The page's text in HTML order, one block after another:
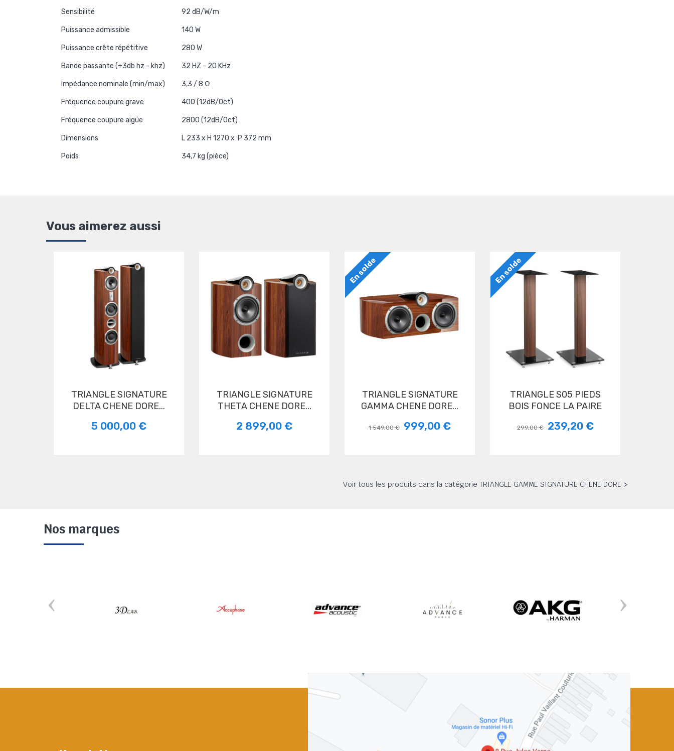
Sensibilité 92 dB/W/m
Puissance admissible 140 W
Puissance crête répétitive 280 W
Bande passante (+3db hz - khz) 32 HZ - 20 KHz
Impédance nominale (min/max) 3,3 / 8 Ω
Fréquence coupure grave 400 (12dB/Oct)
Fréquence coupure aigüe 2800 (12dB/Oct)
Dimensions L 233 x H 1270 x P 372 mm
Poids 34,7 kg (pièce)
Vous aimerez aussi
TRIANGLE SIGNATURE
DELTA CHENE DORE...
5 000,00 €
TRIANGLE SIGNATURE
THETA CHENE DORE...
2 899,00 €
En solde
TRIANGLE SIGNATURE
GAMMA CHENE DORE...
1 549,00 € 999,00 €
En solde
TRIANGLE S05 PIEDS
BOIS FONCE LA PAIRE
299,00 € 239,20 €
Voir tous les produits dans la catégorie TRIANGLE GAMME SIGNATURE CHENE DORE >
Nos marques